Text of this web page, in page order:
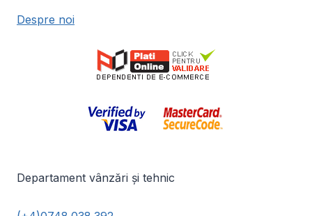
Despre noi
Departament vânzări și tehnic